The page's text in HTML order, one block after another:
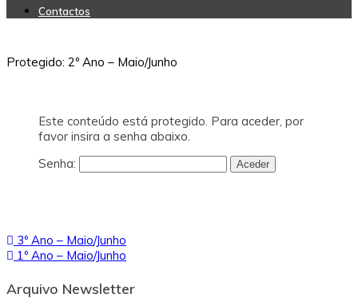
Contactos
Protegido: 2º Ano – Maio/Junho
Este conteúdo está protegido. Para aceder, por
favor insira a senha abaixo.
Senha:
Navegação
de
artigos
3º Ano – Maio/Junho
1º Ano – Maio/Junho
Arquivo Newsletter